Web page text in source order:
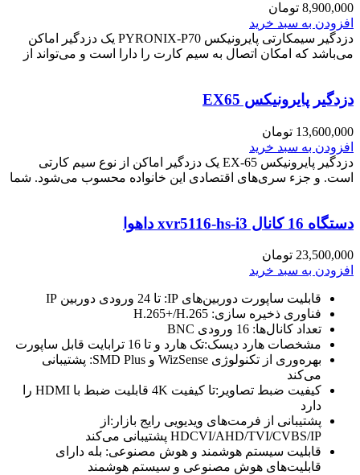
8,900,000 تومان
افزودن به سبد خرید
دزدگیر سیمکارتی پایرونیکس PYRONIX-P70 یک دزدگیر اماکن
می‌باشد که امکان اتصال به سیم کارت را دارا است و می‌تواند از
دزدگیر پایرونیکس EX65
13,600,000 تومان
افزودن به سبد خرید
دزدگیر پایرونیکس EX-65 یک دزدگیر اماکن از نوع سیم کارتی
است. و جزء سری‌های اقتصادی این خانواده محسوب می‌شود. شما
دستگاه 16 کانال xvr5116-hs-i3 داهوا
23,500,000 تومان
افزودن به سبد خرید
قابلیت ساپورت دوربین‌های IP: تا 24 ورودی دوربین IP
فناوری ذخیره سازی: H.265+/H.265
تعداد کانال‌ها: 16 ورودی BNC
مشخصات هارد دیسک:تک هارد و تا 16 ترابایت قابل ساپورت
بهره‌وری از تکنولوژی WizSense و SMD Plus: پشتیبانی
می‌کند
کیفیت ضبط تصاویر:تا کیفیت 4K قابلیت ضبط با HDMI را
دارد
پشتیبانی از فرمت‌های ویدیویی رایج بازار:از
HDCVI/AHD/TVI/CVBS/IP پشتیبانی می‌کند
قابلیت سیستم هوشمند و هوش مصنوعی: بله دارای
قابلیت‌های هوش مصنوعی و سیستم هوشمند